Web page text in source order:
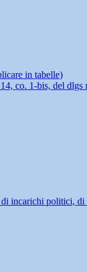
in tabelle)
co. 1-bis, del dlgs
incarichi politici,